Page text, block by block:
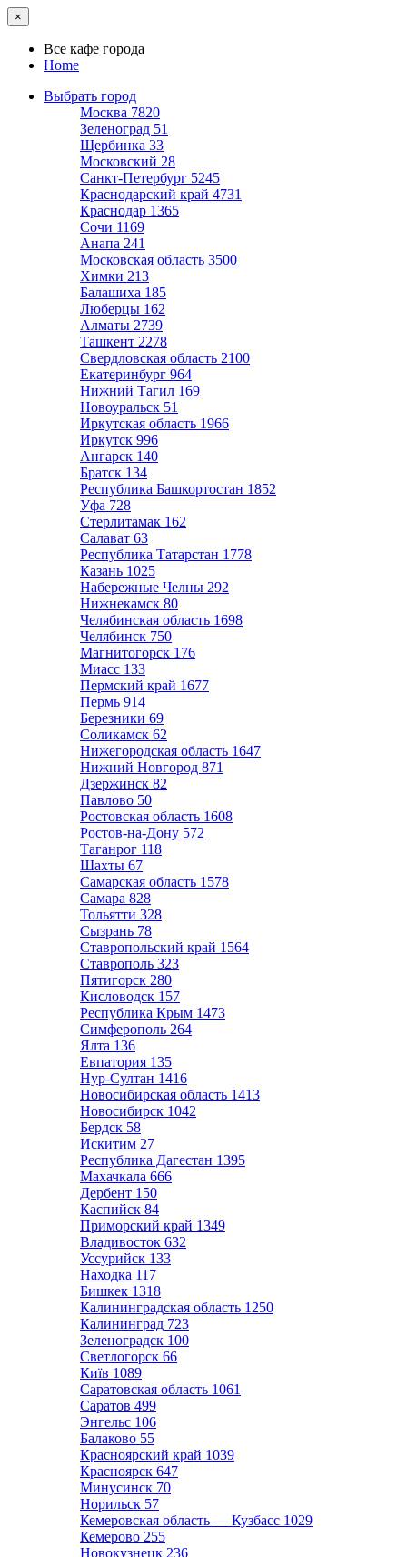
×
Все кафе города
Home
Выбрать город
Москва 7820
Зеленоград 51
Щербинка 33
Московский 28
Санкт-Петербург 5245
Краснодарский край 4731
Краснодар 1365
Сочи 1169
Анапа 241
Московская область 3500
Химки 213
Балашиха 185
Люберцы 162
Алматы 2739
Ташкент 2278
Свердловская область 2100
Екатеринбург 964
Нижний Тагил 169
Новоуральск 51
Иркутская область 1966
Иркутск 996
Ангарск 140
Братск 134
Республика Башкортостан 1852
Уфа 728
Стерлитамак 162
Салават 63
Республика Татарстан 1778
Казань 1025
Набережные Челны 292
Нижнекамск 80
Челябинская область 1698
Челябинск 750
Магнитогорск 176
Миасс 133
Пермский край 1677
Пермь 914
Березники 69
Соликамск 62
Нижегородская область 1647
Нижний Новгород 871
Дзержинск 82
Павлово 50
Ростовская область 1608
Ростов-на-Дону 572
Таганрог 118
Шахты 67
Самарская область 1578
Самара 828
Тольятти 328
Сызрань 78
Ставропольский край 1564
Ставрополь 323
Пятигорск 280
Кисловодск 157
Республика Крым 1473
Симферополь 264
Ялта 136
Евпатория 135
Нур-Султан 1416
Новосибирская область 1413
Новосибирск 1042
Бердск 58
Искитим 27
Республика Дагестан 1395
Махачкала 666
Дербент 150
Каспийск 84
Приморский край 1349
Владивосток 632
Уссурийск 133
Находка 117
Бишкек 1318
Калининградская область 1250
Калининград 723
Зеленоградск 100
Светлогорск 66
Київ 1089
Саратовская область 1061
Саратов 499
Энгельс 106
Балаково 55
Красноярский край 1039
Красноярск 647
Минусинск 70
Норильск 57
Кемеровская область — Кузбасс 1029
Кемерово 255
Новокузнецк 236